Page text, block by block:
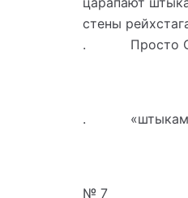
стены
. Просто
. «штыками//
№ 7